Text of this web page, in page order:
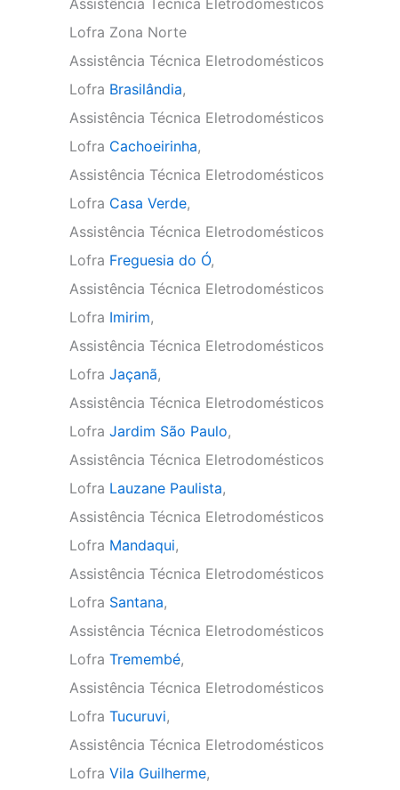
Assistência Técnica Eletrodomésticos
Lofra Zona Norte
Assistência Técnica Eletrodomésticos
Lofra Brasilândia,
Assistência Técnica Eletrodomésticos
Lofra Cachoeirinha,
Assistência Técnica Eletrodomésticos
Lofra Casa Verde,
Assistência Técnica Eletrodomésticos
Lofra Freguesia do Ó,
Assistência Técnica Eletrodomésticos
Lofra Imirim,
Assistência Técnica Eletrodomésticos
Lofra Jaçanã,
Assistência Técnica Eletrodomésticos
Lofra Jardim São Paulo,
Assistência Técnica Eletrodomésticos
Lofra Lauzane Paulista,
Assistência Técnica Eletrodomésticos
Lofra Mandaqui,
Assistência Técnica Eletrodomésticos
Lofra Santana,
Assistência Técnica Eletrodomésticos
Lofra Tremembé,
Assistência Técnica Eletrodomésticos
Lofra Tucuruvi,
Assistência Técnica Eletrodomésticos
Lofra Vila Guilherme,